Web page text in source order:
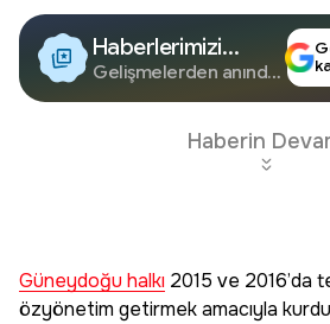
Haberlerimizi
Google'da Takip
Edin
Gelişmelerden anında
Haberin
Güneydoğu halkı 2015 ve 2016’da
özyönetim getirmek amacıyla